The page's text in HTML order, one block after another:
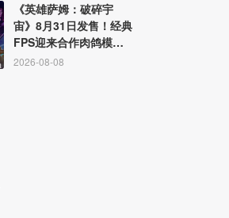
《英雄萨姆：破碎宇
宙》8月31日发售！经典
FPS迎来合作肉鸽模
式！
2026-08-08